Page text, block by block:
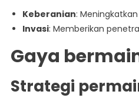
Keberanian:
Invasi: Memberikan
Gaya
Strategi